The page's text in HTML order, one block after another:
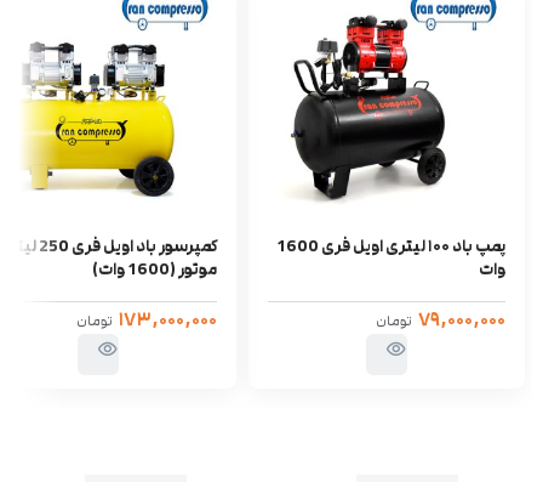
پمپ باد ۱۰۰ لیتری اویل فری 1600
وات
۷۹,۰۰۰,۰۰۰ تومان
موتور (1600 وات)
۱۷۳,۰۰۰,۰۰۰ تومان